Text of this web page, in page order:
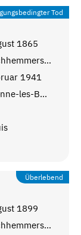
Tod
1865
Kerprichhemmersdorf, Saarlouis
1941
Bourbonne-les-Bains, Haute-Marne
Überlebend
1899
Kerprichhemmersdorf, Saarlouis